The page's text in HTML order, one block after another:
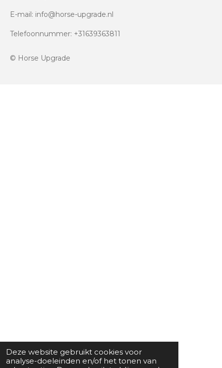
Deze website gebruikt cookies voor
analyse-doeleinden en/of het tonen van
E-mail: info@horse-upgrade.nl
Telefoonnummer: +31639363811
© Horse Upgrade